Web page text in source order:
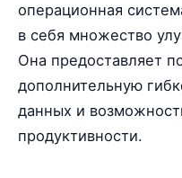
операционная
в себя множество
Она предоставляет
дополнительную
данных и
продуктивности.